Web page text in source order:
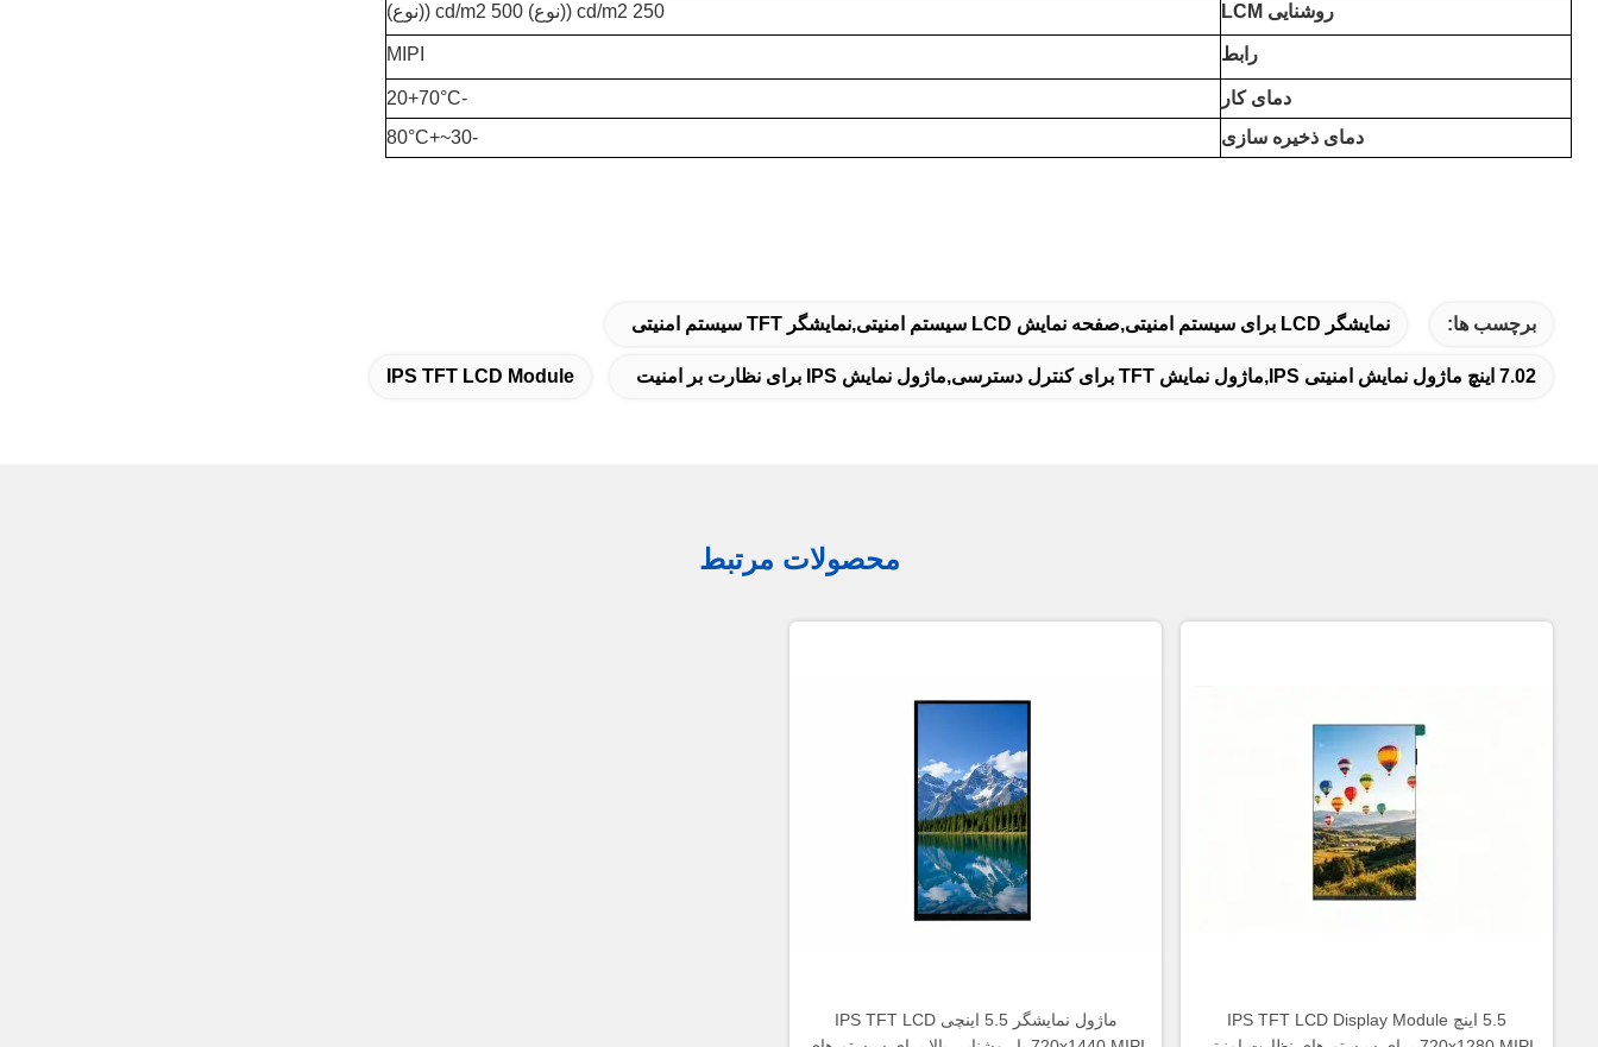
روشنایی LCM 250 cd/m2 ((نوع) 500 cd/m2 ((نوع)
رابط MIPI
دمای کار -20
+70°C
دمای ذخیره سازی
-30~+80°C
برچسب ها: نمایشگر LCD برای سیستم امنیتی,صفحه نمایش LCD سیستم امنیتی,نمایشگر TFT سیستم امنیتی
7.02 اینچ ماژول نمایش امنیتی IPS,ماژول نمایش TFT برای کنترل دسترسی,ماژول نمایش IPS برای نظارت بر امنیت IPS TFT LCD Module
محصولات مرتبط
5.5 اینچ IPS TFT LCD Display Module
ماژول نمایشگر 5.5 اینچی IPS TFT LCD